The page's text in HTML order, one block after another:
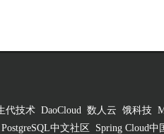
代技术 DaoCloud 数人云 饿科技
PostgreSQL中文社区 Spring Cloud中